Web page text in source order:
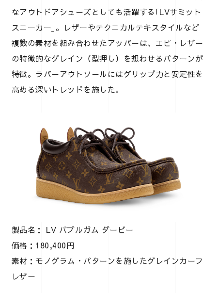
なアウトドアシューズとしても活躍する｢LVサミット
スニーカー｣。レザーやテクニカルテキスタイルなど
複数の素材を組み合わせたアッパーは、エピ・レザー
の特徴的なグレイン（型押し）を想わせるパターンが
特徴。ラバーアウトソールにはグリップ力と安定性を
高める深いトレッドを施した。
製品名： LV バブルガム ダービー
価格：180,400円
素材：モノグラム・パターンを施したグレインカーフ
レザー